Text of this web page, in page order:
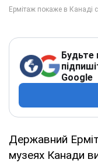
Будьте
Google
Державний
музеях Канади